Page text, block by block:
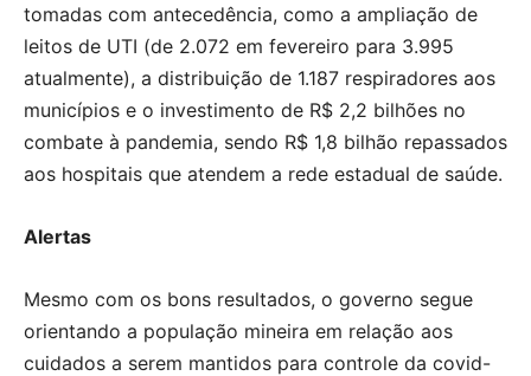
tomadas com antecedência, como a ampliação de
leitos de UTI (de 2.072 em fevereiro para 3.995
atualmente), a distribuição de 1.187 respiradores aos
municípios e o investimento de R$ 2,2 bilhões no
combate à pandemia, sendo R$ 1,8 bilhão repassados
aos hospitais que atendem a rede estadual de saúde.
Alertas
Mesmo com os bons resultados, o governo segue
orientando a população mineira em relação aos
cuidados a serem mantidos para controle da covid-